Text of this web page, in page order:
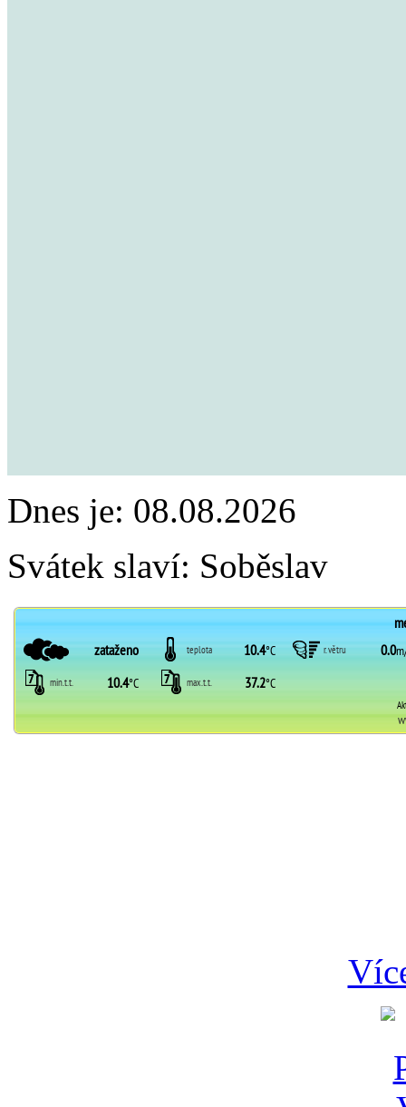
Dnes je: 08.08.2026
Svátek slaví: Soběslav